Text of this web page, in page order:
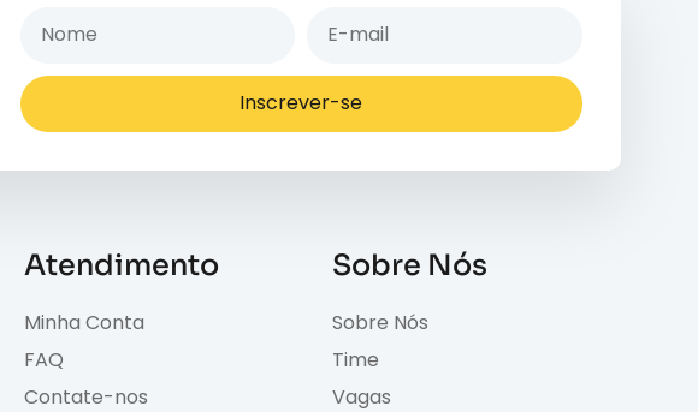
Inscrever-se
Atendimento
Minha Conta
FAQ
Contate-nos
Sobre Nós
Sobre Nós
Time
Vagas